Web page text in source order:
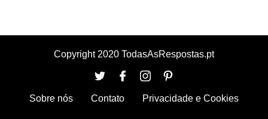
Copyright 2020 TodasAsRespostas.pt
Sobre nós Contato Privacidade e Cookies